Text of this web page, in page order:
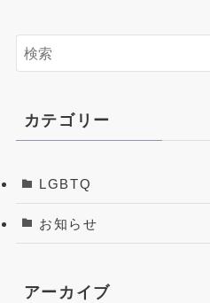
カテゴリー
LGBTQ
お知らせ
アーカイブ